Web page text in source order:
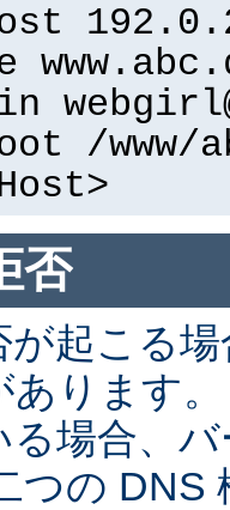
/www/
否
起こる
あります
る場合、
つの DNS